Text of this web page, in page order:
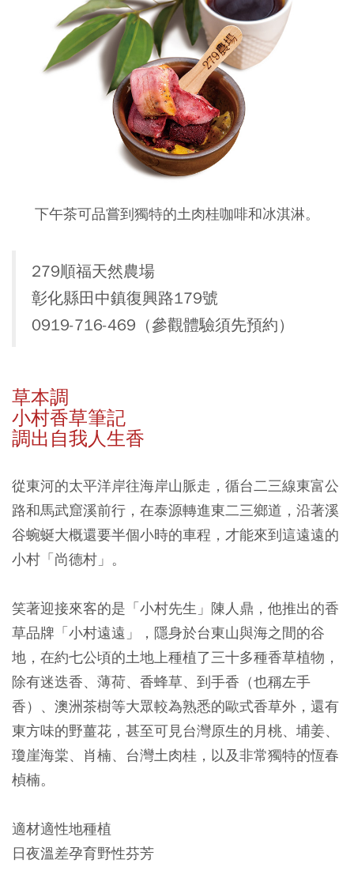
下午茶可品嘗到獨特的土肉桂咖啡和冰淇淋。
279順福天然農場
彰化縣田中鎮復興路179號
0919-716-469（參觀體驗須先預約）
草本調
小村香草筆記
調出自我人生香
從東河的太平洋岸往海岸山脈走，循台二三線東富公
路和馬武窟溪前行，在泰源轉進東二三鄉道，沿著溪
谷蜿蜒大概還要半個小時的車程，才能來到這遠遠的
小村「尚德村」。
笑著迎接來客的是「小村先生」陳人鼎，他推出的香
草品牌「小村遠遠」，隱身於台東山與海之間的谷
地，在約七公頃的土地上種植了三十多種香草植物，
除有迷迭香、薄荷、香蜂草、到手香（也稱左手
香）、澳洲茶樹等大眾較為熟悉的歐式香草外，還有
東方味的野薑花，甚至可見台灣原生的月桃、埔姜、
瓊崖海棠、肖楠、台灣土肉桂，以及非常獨特的恆春
楨楠。
適材適性地種植
日夜溫差孕育野性芬芳